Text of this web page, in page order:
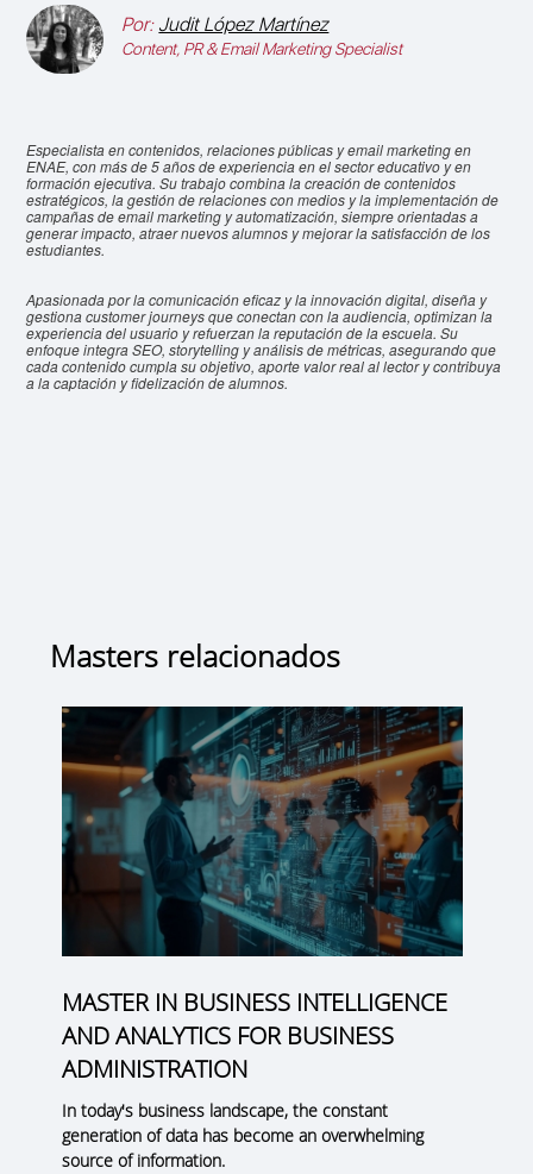
Por: Judit López Martínez
Content, PR & Email Marketing Specialist
Especialista en contenidos, relaciones públicas y email marketing en
ENAE, con más de 5 años de experiencia en el sector educativo y en
formación ejecutiva. Su trabajo combina la creación de contenidos
estratégicos, la gestión de relaciones con medios y la implementación de
campañas de email marketing y automatización, siempre orientadas a
generar impacto, atraer nuevos alumnos y mejorar la satisfacción de los
estudiantes.
Apasionada por la comunicación eficaz y la innovación digital, diseña y
gestiona customer journeys que conectan con la audiencia, optimizan la
experiencia del usuario y refuerzan la reputación de la escuela. Su
enfoque integra SEO, storytelling y análisis de métricas, asegurando que
cada contenido cumpla su objetivo, aporte valor real al lector y contribuya
a la captación y fidelización de alumnos.
Masters relacionados
MASTER IN BUSINESS INTELLIGENCE
AND ANALYTICS FOR BUSINESS
ADMINISTRATION
In today's business landscape, the constant
generation of data has become an overwhelming
source of information.